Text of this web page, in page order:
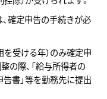
確定申告の手続きが必
受ける年）のみ確定申
の際、「給与所得者の
告書」等を勤務先に提出